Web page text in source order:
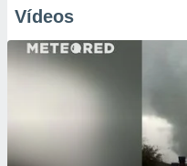
Vídeos